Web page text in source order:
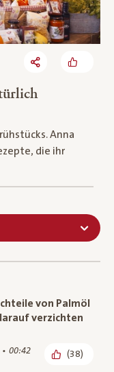
Anna
die ihr
von Palmöl
verzichten
00:42 (38)